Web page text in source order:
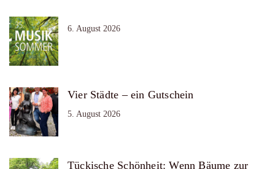
6. August 2026
Vier Städte – ein Gutschein
5. August 2026
Tückische Schönheit: Wenn Bäume zur